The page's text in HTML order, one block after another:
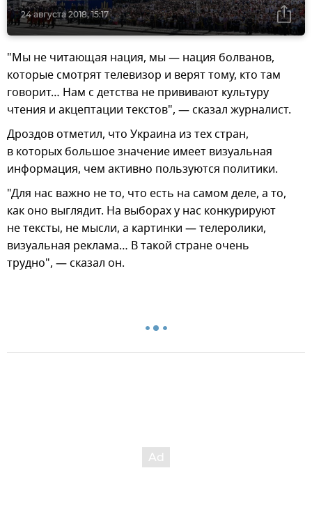
24 августа 2018, 15:17
"Мы не читающая нация, мы — нация болванов,
которые смотрят телевизор и верят тому, кто там
говорит… Нам с детства не прививают культуру
чтения и акцептации текстов", — сказал журналист.
Дроздов отметил, что Украина из тех стран,
в которых большое значение имеет визуальная
информация, чем активно пользуются политики.
"Для нас важно не то, что есть на самом деле, а то,
как оно выглядит. На выборах у нас конкурируют
не тексты, не мысли, а картинки — телеролики,
визуальная реклама… В такой стране очень
трудно", — сказал он.